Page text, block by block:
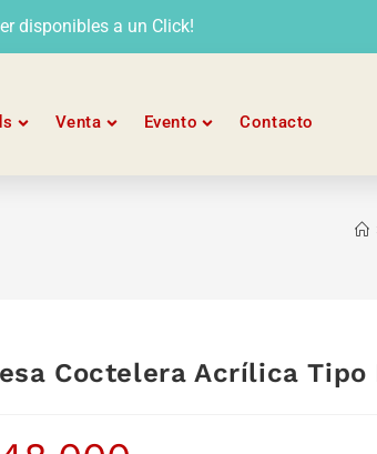
disponibles a un Click!
Venta Evento Contacto
Coctelera Acrílica Tipo